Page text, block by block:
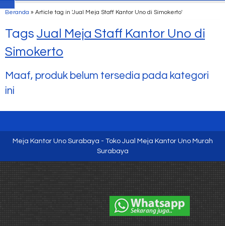
Beranda » Article tag in 'Jual Meja Staff Kantor Uno di Simokerto'
Tags Jual Meja Staff Kantor Uno di
Simokerto
Maaf, produk belum tersedia pada kategori
ini
Meja Kantor Uno Surabaya - Toko Jual Meja Kantor Uno Murah
Surabaya